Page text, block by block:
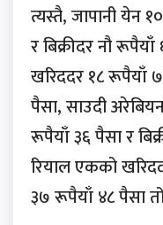
त्यस्तै, जापानी येन
र बिक्रीदर नौ
खरिददर १८ रूपैयाँ
पैसा, साउदी
रूपैयाँ ३६ पैसा र
रियाल एकको
३७ रूपैयाँ ४८ पैसा